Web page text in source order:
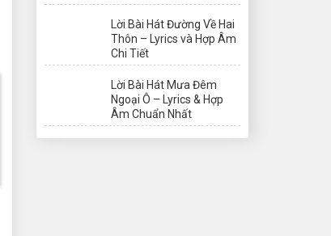
Lời Bài Hát Đường Về Hai
Thôn – Lyrics và Hợp Âm
Chi Tiết
Lời Bài Hát Mưa Đêm
Ngoại Ô – Lyrics & Hợp
Âm Chuẩn Nhất